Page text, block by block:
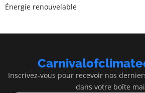
Énergie renouvelable
Inscrivez-vous pour recevoir nos
dans votre boîte